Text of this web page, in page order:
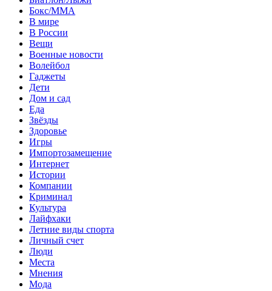
Бокс/MMA
В мире
В России
Вещи
Военные новости
Волейбол
Гаджеты
Дети
Дом и сад
Еда
Звёзды
Здоровье
Игры
Импортозамещение
Интернет
Истории
Компании
Криминал
Культура
Лайфхаки
Летние виды спорта
Личный счет
Люди
Места
Мнения
Мода